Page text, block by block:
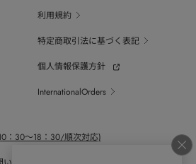
利用規約
特定商取引法に基づく表記
個人情報保護方針
InternationalOrders
：30～18：30/順次対応)